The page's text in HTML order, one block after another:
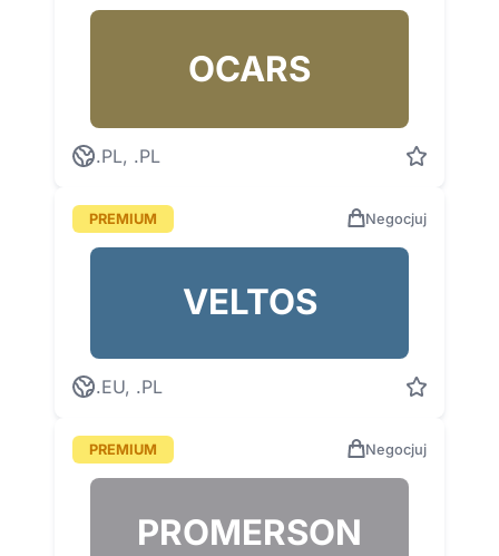
OCARS
.PL, .PL
PREMIUM Negocjuj
VELTOS
.EU, .PL
PREMIUM Negocjuj
PROMERSON